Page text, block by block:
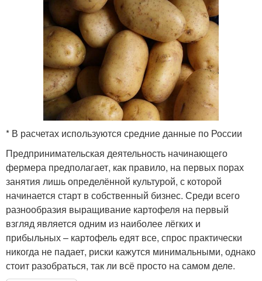
* В расчетах используются средние данные по России
Предпринимательская деятельность начинающего
фермера предполагает, как правило, на первых порах
занятия лишь определённой культурой, с которой
начинается старт в собственный бизнес. Среди всего
разнообразия выращивание картофеля на первый
взгляд является одним из наиболее лёгких и
прибыльных – картофель едят все, спрос практически
никогда не падает, риски кажутся минимальными, однако
стоит разобраться, так ли всё просто на самом деле.